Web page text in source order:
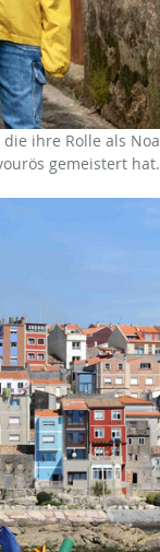
ihre Rolle als Noa
gemeistert hat.